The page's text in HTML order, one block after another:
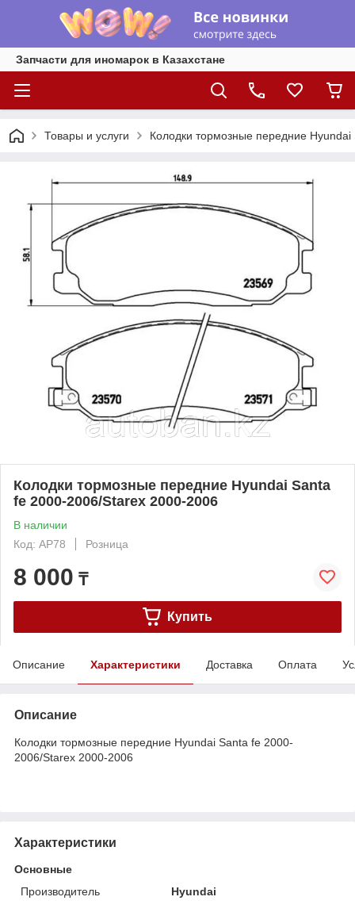
Запчасти для иномарок в Казахстане
Товары и услуги Колодки тормозные передние
Колодки тормозные передние Hyundai Santa
fe 2000-2006/Starex 2000-2006
В наличии
Код: AP78
Розница
8 000 ₸
Купить
Описание Характеристики Доставка Оплата
Описание
Колодки тормозные передние Hyundai Santa fe 2000-
2006/Starex 2000-2006
Характеристики
Основные
Производитель
Hyundai